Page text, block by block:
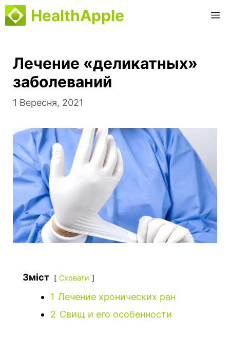
Перейти
до
HealthApple
Лечение «деликатных»
заболеваний
1 Вересня, 2021
Зміст Сховати
1 Лечение хронических ран
2 Свищ и его особенности